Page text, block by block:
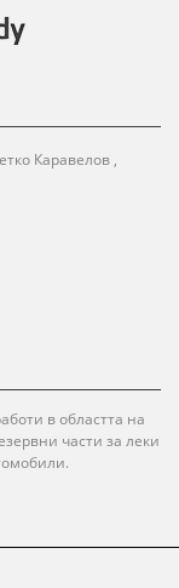
Каравелов ,
в областта на
части за леки